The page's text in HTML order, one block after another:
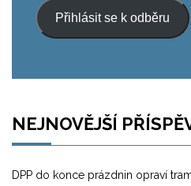
Přihlásit se k odběru
NEJNOVĚJŠÍ
DPP do konce prázdnin opraví